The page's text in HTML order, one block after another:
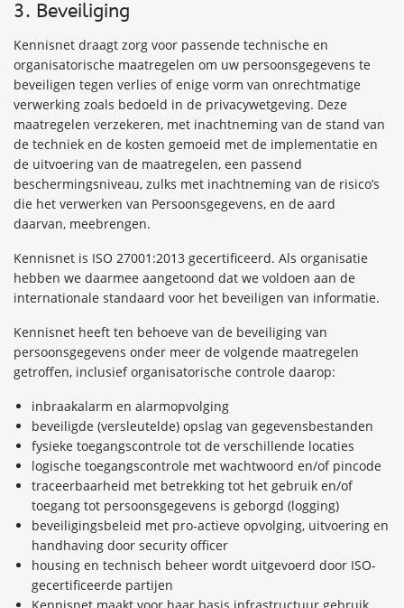
3. Beveiliging
Kennisnet draagt zorg voor passende technische en
organisatorische maatregelen om uw persoonsgegevens te
beveiligen tegen verlies of enige vorm van onrechtmatige
verwerking zoals bedoeld in de privacywetgeving. Deze
maatregelen verzekeren, met inachtneming van de stand van
de techniek en de kosten gemoeid met de implementatie en
de uitvoering van de maatregelen, een passend
beschermingsniveau, zulks met inachtneming van de risico’s
die het verwerken van Persoonsgegevens, en de aard
daarvan, meebrengen.
Kennisnet is ISO 27001:2013 gecertificeerd. Als organisatie
hebben we daarmee aangetoond dat we voldoen aan de
internationale standaard voor het beveiligen van informatie.
Kennisnet heeft ten behoeve van de beveiliging van
persoonsgegevens onder meer de volgende maatregelen
getroffen, inclusief organisatorische controle daarop:
inbraakalarm en alarmopvolging
beveiligde (versleutelde) opslag van gegevensbestanden
fysieke toegangscontrole tot de verschillende locaties
logische toegangscontrole met wachtwoord en/of pincode
traceerbaarheid met betrekking tot het gebruik en/of
toegang tot persoonsgegevens is geborgd (logging)
beveiligingsbeleid met pro-actieve opvolging, uitvoering en
handhaving door security officer
housing en technisch beheer wordt uitgevoerd door ISO-
gecertificeerde partijen